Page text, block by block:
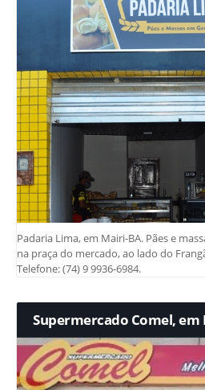
Padaria Lima, em Mairi-BA. Pães e
na praça do mercado, ao lado do
Telefone: (74) 9 9936-6984.
Supermercado Comel, em